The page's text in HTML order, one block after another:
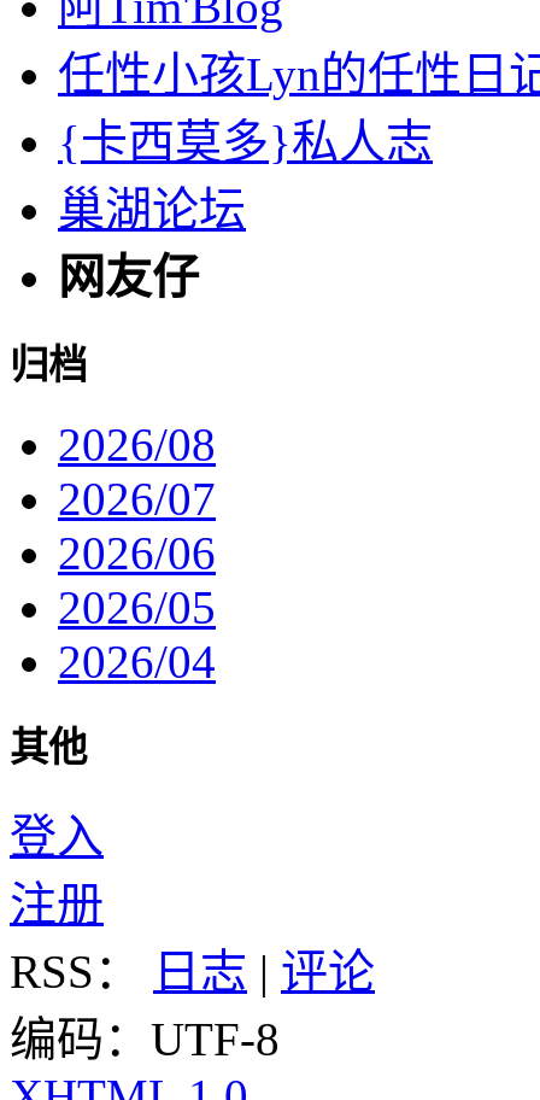
任性小孩Lyn的任性日
{卡西莫多}私人志
巢湖论坛
网友仔
归档
2026/08
2026/07
2026/06
2026/05
2026/04
其他
登入
注册
RSS：
日志 | 评论
编码：UTF-8